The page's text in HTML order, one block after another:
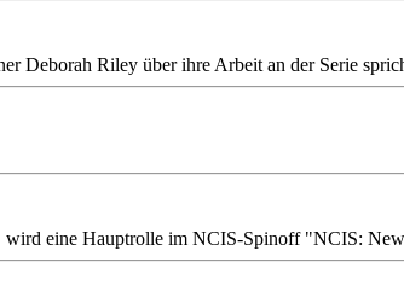
Deborah Riley über ihre Arbeit an der Serie
eine Hauptrolle im NCIS-Spinoff "NCIS: